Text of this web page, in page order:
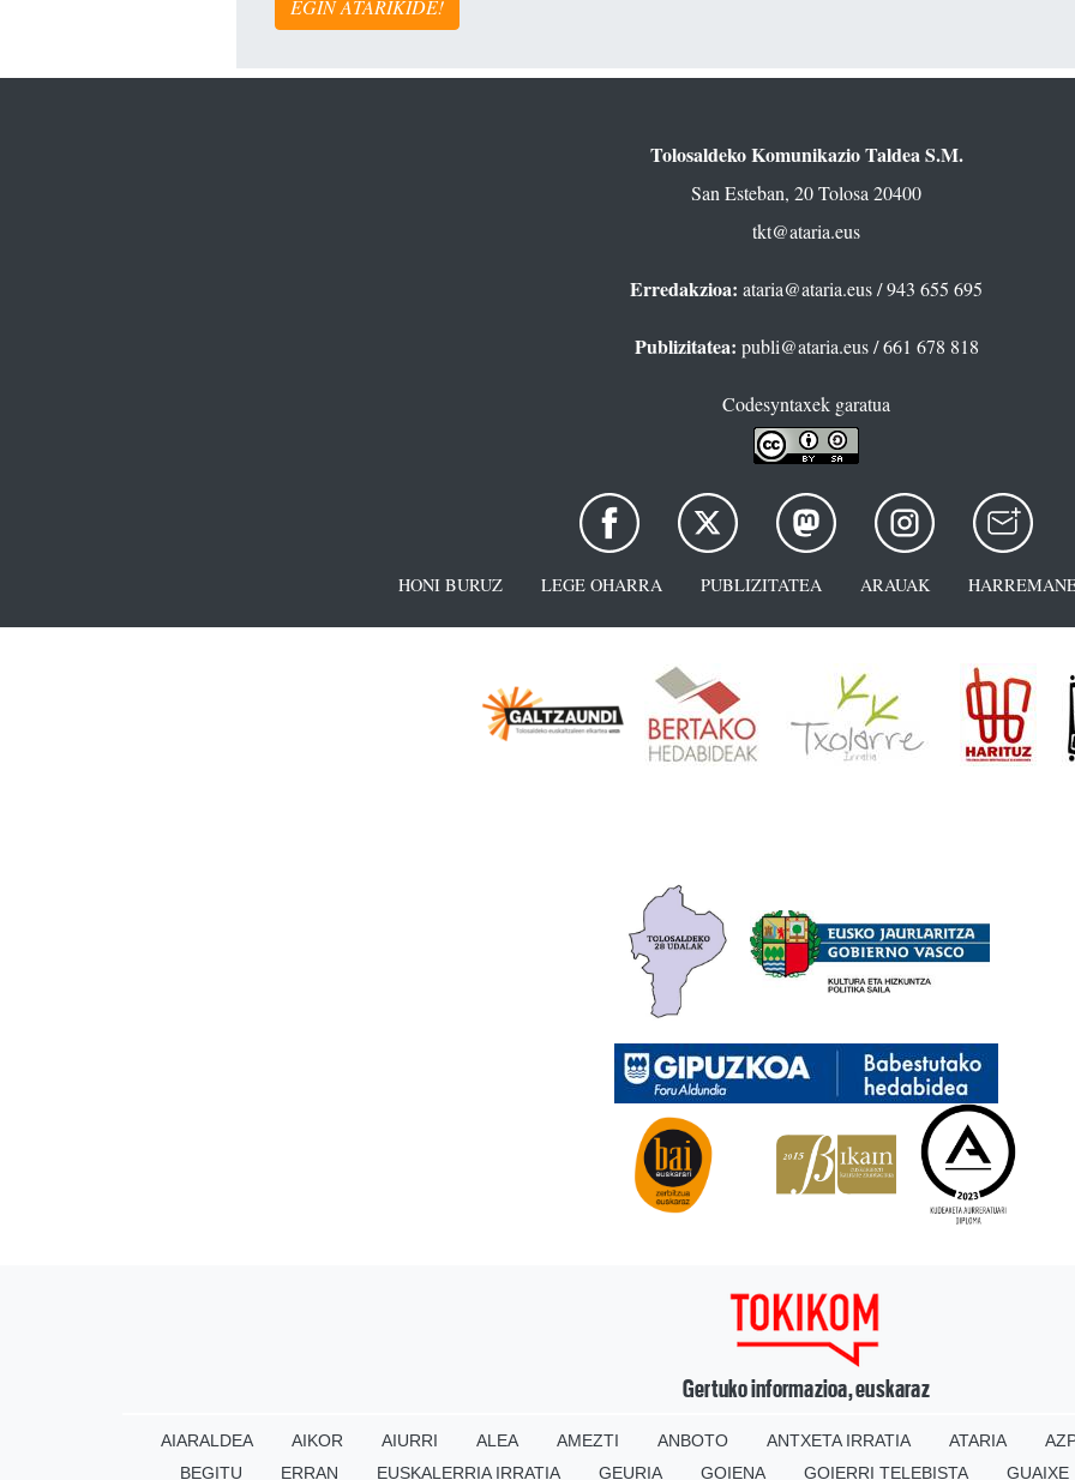
EGIN ATARIKIDE!
Tolosaldeko Komunikazio Taldea S.M.
San Esteban, 20 Tolosa 20400
tkt@ataria.eus
Erredakzioa: ataria@ataria.eus/ 943 655 695
Publizitatea: publi@ataria.eus/ 661 678 818
Codesyntaxek garatua
HONI BURUZ LEGE OHARRA PUBLIZITATEA ARAUAK
Gertuko informazioa, euskaraz
AIARALDEA AIKOR AIURRI ALEA AMEZTI ANBOTO ANTXETA IRRATIA ATARIA
BEGITU
ERRAN EUSKALERRIA IRRATIA GEURIA GOIENA GOIERRI TELEBISTA GUAIXE